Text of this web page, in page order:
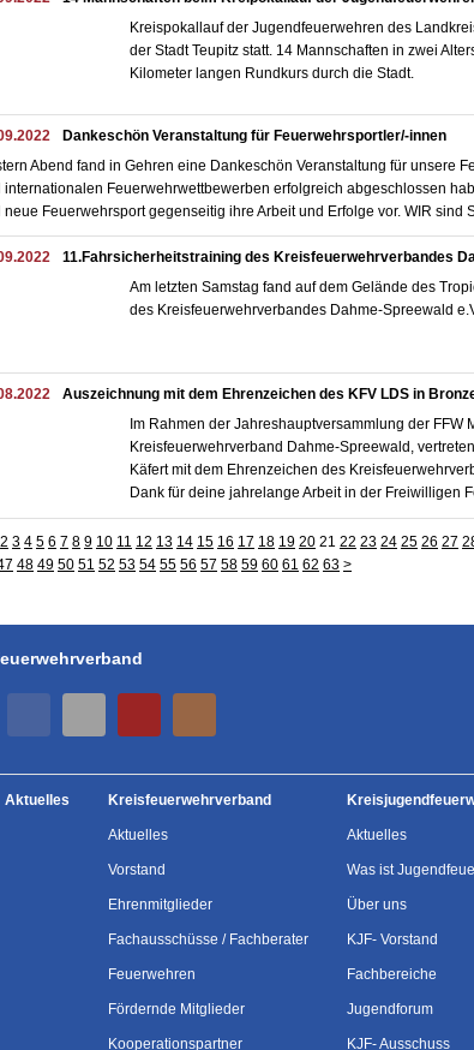
Kreispokallauf der Jugendfeuerwehren des
der Stadt Teupitz statt. 14 Mannschaften in zwei
Kilometer langen Rundkurs durch die Stadt.
Dankeschön Veranstaltung für Feuerwehrsportler/-innen
Abend fand in Gehren eine Dankeschön Veranstaltung für unsere
internationalen Feuerwehrwettbewerben erfolgreich abgeschlossen
neue Feuerwehrsport gegenseitig ihre Arbeit und Erfolge vor. WIR sind
11.Fahrsicherheitstraining des Kreisfeuerwehrverbandes
Am letzten Samstag fand auf dem Gelände des
des Kreisfeuerwehrverbandes Dahme-Spreewald
Auszeichnung mit dem Ehrenzeichen des KFV LDS in
Im Rahmen der Jahreshauptversammlung der
Kreisfeuerwehrverband Dahme-Spreewald,
Käfert mit dem Ehrenzeichen des
Dank für deine jahrelange Arbeit in der Freiwilligen
2 3 4 5 6 7 8 9 10 11 12 13 14 15 16 17 18 19 20 21 22 23 24 25 26 27
48 49 50 51 52 53 54 55 56 57 58 59 60 61 62 63 >
Aktuelles Kreisfeuerwehrverband
Aktuelles
Vorstand
Ehrenmitglieder
Fachausschüsse / Fachberater
Feuerwehren
Fördernde Mitglieder
Kooperationspartner
Aktuelles
Was ist
Über uns
KJF- Vorstand
Fachbereiche
Jugendforum
KJF- Ausschuss